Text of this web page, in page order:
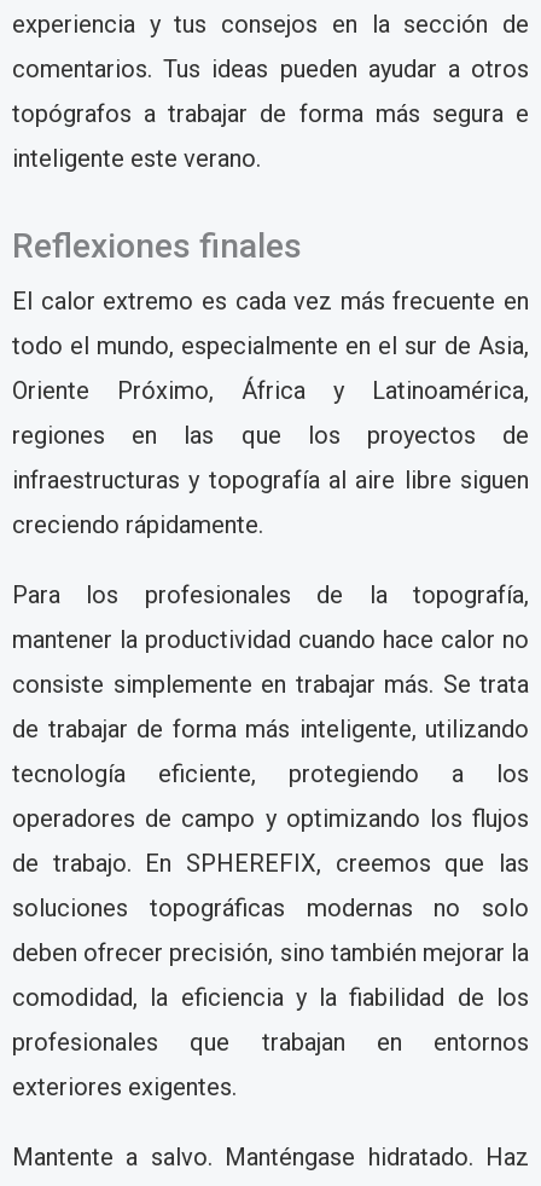
experiencia y tus consejos en la sección de
comentarios. Tus ideas pueden ayudar a otros
topógrafos a trabajar de forma más segura e
inteligente este verano.
Reflexiones finales
El calor extremo es cada vez más frecuente en
todo el mundo, especialmente en el sur de Asia,
Oriente Próximo, África y Latinoamérica,
regiones en las que los proyectos de
infraestructuras y topografía al aire libre siguen
creciendo rápidamente.
Para los profesionales de la topografía,
mantener la productividad cuando hace calor no
consiste simplemente en trabajar más. Se trata
de trabajar de forma más inteligente, utilizando
tecnología eficiente, protegiendo a los
operadores de campo y optimizando los flujos
de trabajo. En SPHEREFIX, creemos que las
soluciones topográficas modernas no solo
deben ofrecer precisión, sino también mejorar la
comodidad, la eficiencia y la fiabilidad de los
profesionales que trabajan en entornos
exteriores exigentes.
Mantente a salvo. Manténgase hidratado. Haz